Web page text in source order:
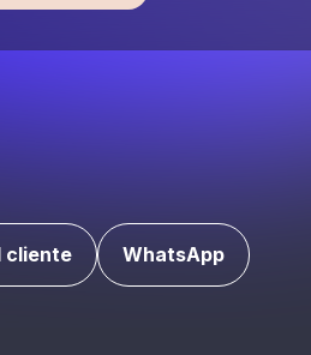
cliente WhatsApp